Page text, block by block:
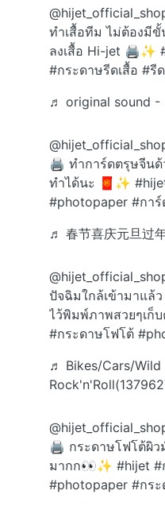
ทำเสื้อทีม ไม่ต้องมี
ลงเสื้อ Hi-jet 🖨️✨
#กระดาษรีดเสื้อ #รี
♬ original sound -
🖨️ ทำการ์ดตรุษจีนด้
ทำได้นะ 🧧✨
#photopaper #กา
♬ 春节喜庆元旦过
ปัจฉิมใกล้เข้ามาแล้
ไว้พิมพ์ภาพสวยๆเ
#กระดาษโฟโต้
♬ Bikes/Cars/Wild
🖨️ กระดาษโฟโต้ผิว
มากก👀✨ #hijet #
#photopaper #กร